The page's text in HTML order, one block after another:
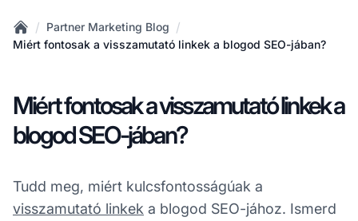
Home
/ Partner Marketing Blog /
Miért fontosak a visszamutató linkek a blogod SEO-jában?
Miért fontosak a visszamutató linkek a
blogod SEO-jában?
Tudd meg, miért kulcsfontosságúak a
visszamutató linkek a blogod SEO-jához. Ismerd